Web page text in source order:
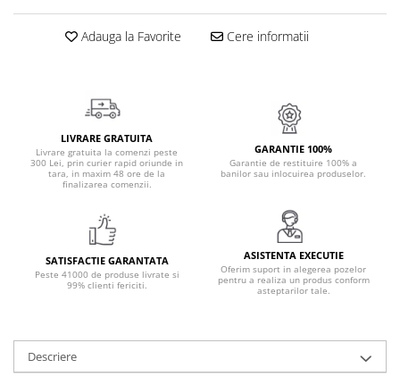
Cadouri Stylisti
Cadouri Tractoristi
Cadre Didactice
Adauga la Favorite Cere informatii
LIVRARE GRATUITA
Livrare gratuita la comenzi peste
300 Lei, prin curier rapid oriunde in
tara, in maxim 48 ore de la
finalizarea comenzii.
GARANTIE 100%
Garantie de restituire 100% a
banilor sau inlocuirea produselor.
SATISFACTIE GARANTATA
Peste 41000 de produse livrate si
99% clienti fericiti.
ASISTENTA EXECUTIE
Oferim suport in alegerea pozelor
pentru a realiza un produs conform
asteptarilor tale.
Descriere